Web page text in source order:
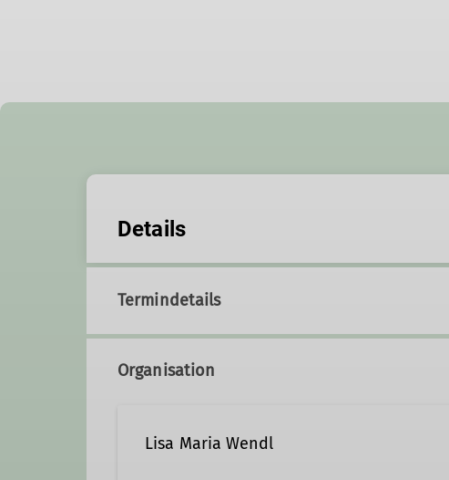
Details
Termindetails
Organisation
Lisa Maria Wendl